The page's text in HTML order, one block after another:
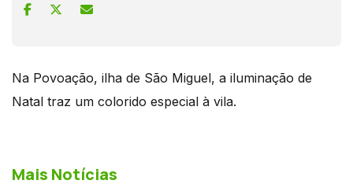
Na Povoação, ilha de São Miguel, a iluminação de
Natal traz um colorido especial à vila.
Mais Notícias